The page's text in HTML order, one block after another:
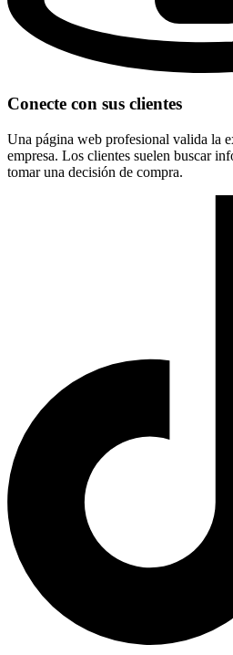
Conecte con sus clientes
Una página web profesional valida la
empresa. Los clientes suelen buscar
tomar una decisión de compra.